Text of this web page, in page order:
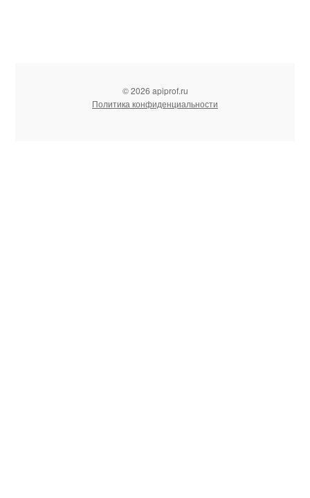
© 2026 apiprof.ru
Политика конфиденциальности